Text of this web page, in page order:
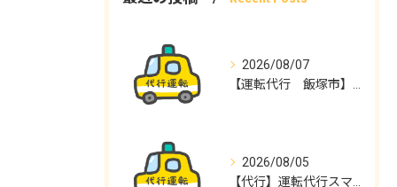
2026/08/07
2026/08/05